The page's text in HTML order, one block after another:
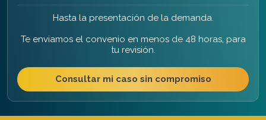
Hasta la presentación de la demanda.
Te enviamos el convenio en menos de 48 horas, para
tu revisión.
Consultar mi caso sin compromiso